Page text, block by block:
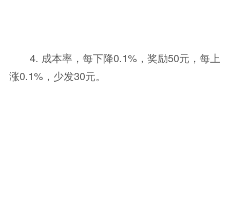
4. 成本率，每下降0.1%，奖励50元，每上
涨0.1%，少发30元。